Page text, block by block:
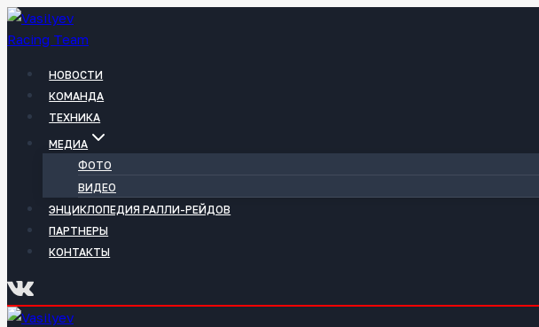
Перейти
к
НОВОСТИ
КОМАНДА
ТЕХНИКА
МЕДИА
ФОТО
ВИДЕО
ЭНЦИКЛОПЕДИЯ РАЛЛИ-РЕЙДОВ
ПАРТНЕРЫ
КОНТАКТЫ